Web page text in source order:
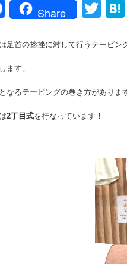
Facebook
Share
足首の捻挫に対して行うテーピン
ます。
なるテーピングの巻き方がありま
2丁目式を行なっています！